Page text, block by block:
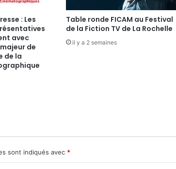
: Les
avec
de
de la
Table ronde FICAM au Festival
de la Fiction TV de La Rochelle
il y a 2 semaines
sont indiqués avec *